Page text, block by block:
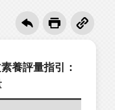
養評量指引：